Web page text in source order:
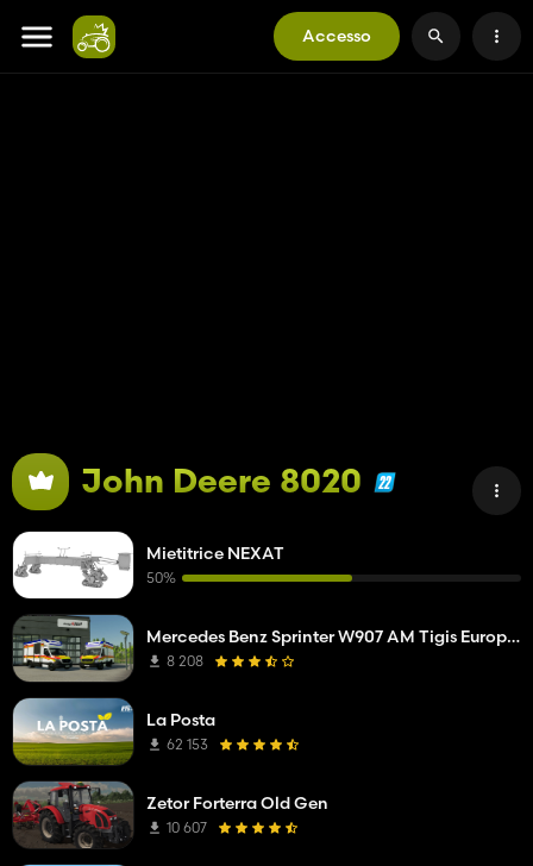
Accesso
John Deere 8020
Mietitrice NEXAT
50%
Mercedes Benz Sprinter W907 AM Tigis Europa RTW
8 208
La Posta
62 153
Zetor Forterra Old Gen
10 607